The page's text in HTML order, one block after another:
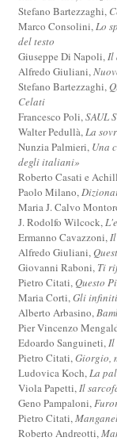
Stefano Bartezzaghi,
Marco Consolini,Lo
del testo
Giuseppe Di Napoli,Il
Alfredo Giuliani,
Stefano Bartezzaghi,
Celati
Francesco Poli,SAUL
Walter Pedullà,La
Nunzia Palmieri, Una
degli italiani»
Roberto Casati e
Paolo Milano,
Maria J. Calvo
J. Rodolfo Wilcock,
Ermanno Cavazzoni,
Alfredo Giuliani,
Giovanni Raboni, Ti
Pietro Citati,Questo
Maria Corti,Gli
Alberto Arbasino,
Pier Vincenzo
Edoardo Sanguineti,Il
Pietro Citati,Giorgio,
Ludovica Koch,La
Viola Papetti,Il
Geno Pampaloni,
Pietro Citati,
Roberto Andreotti,